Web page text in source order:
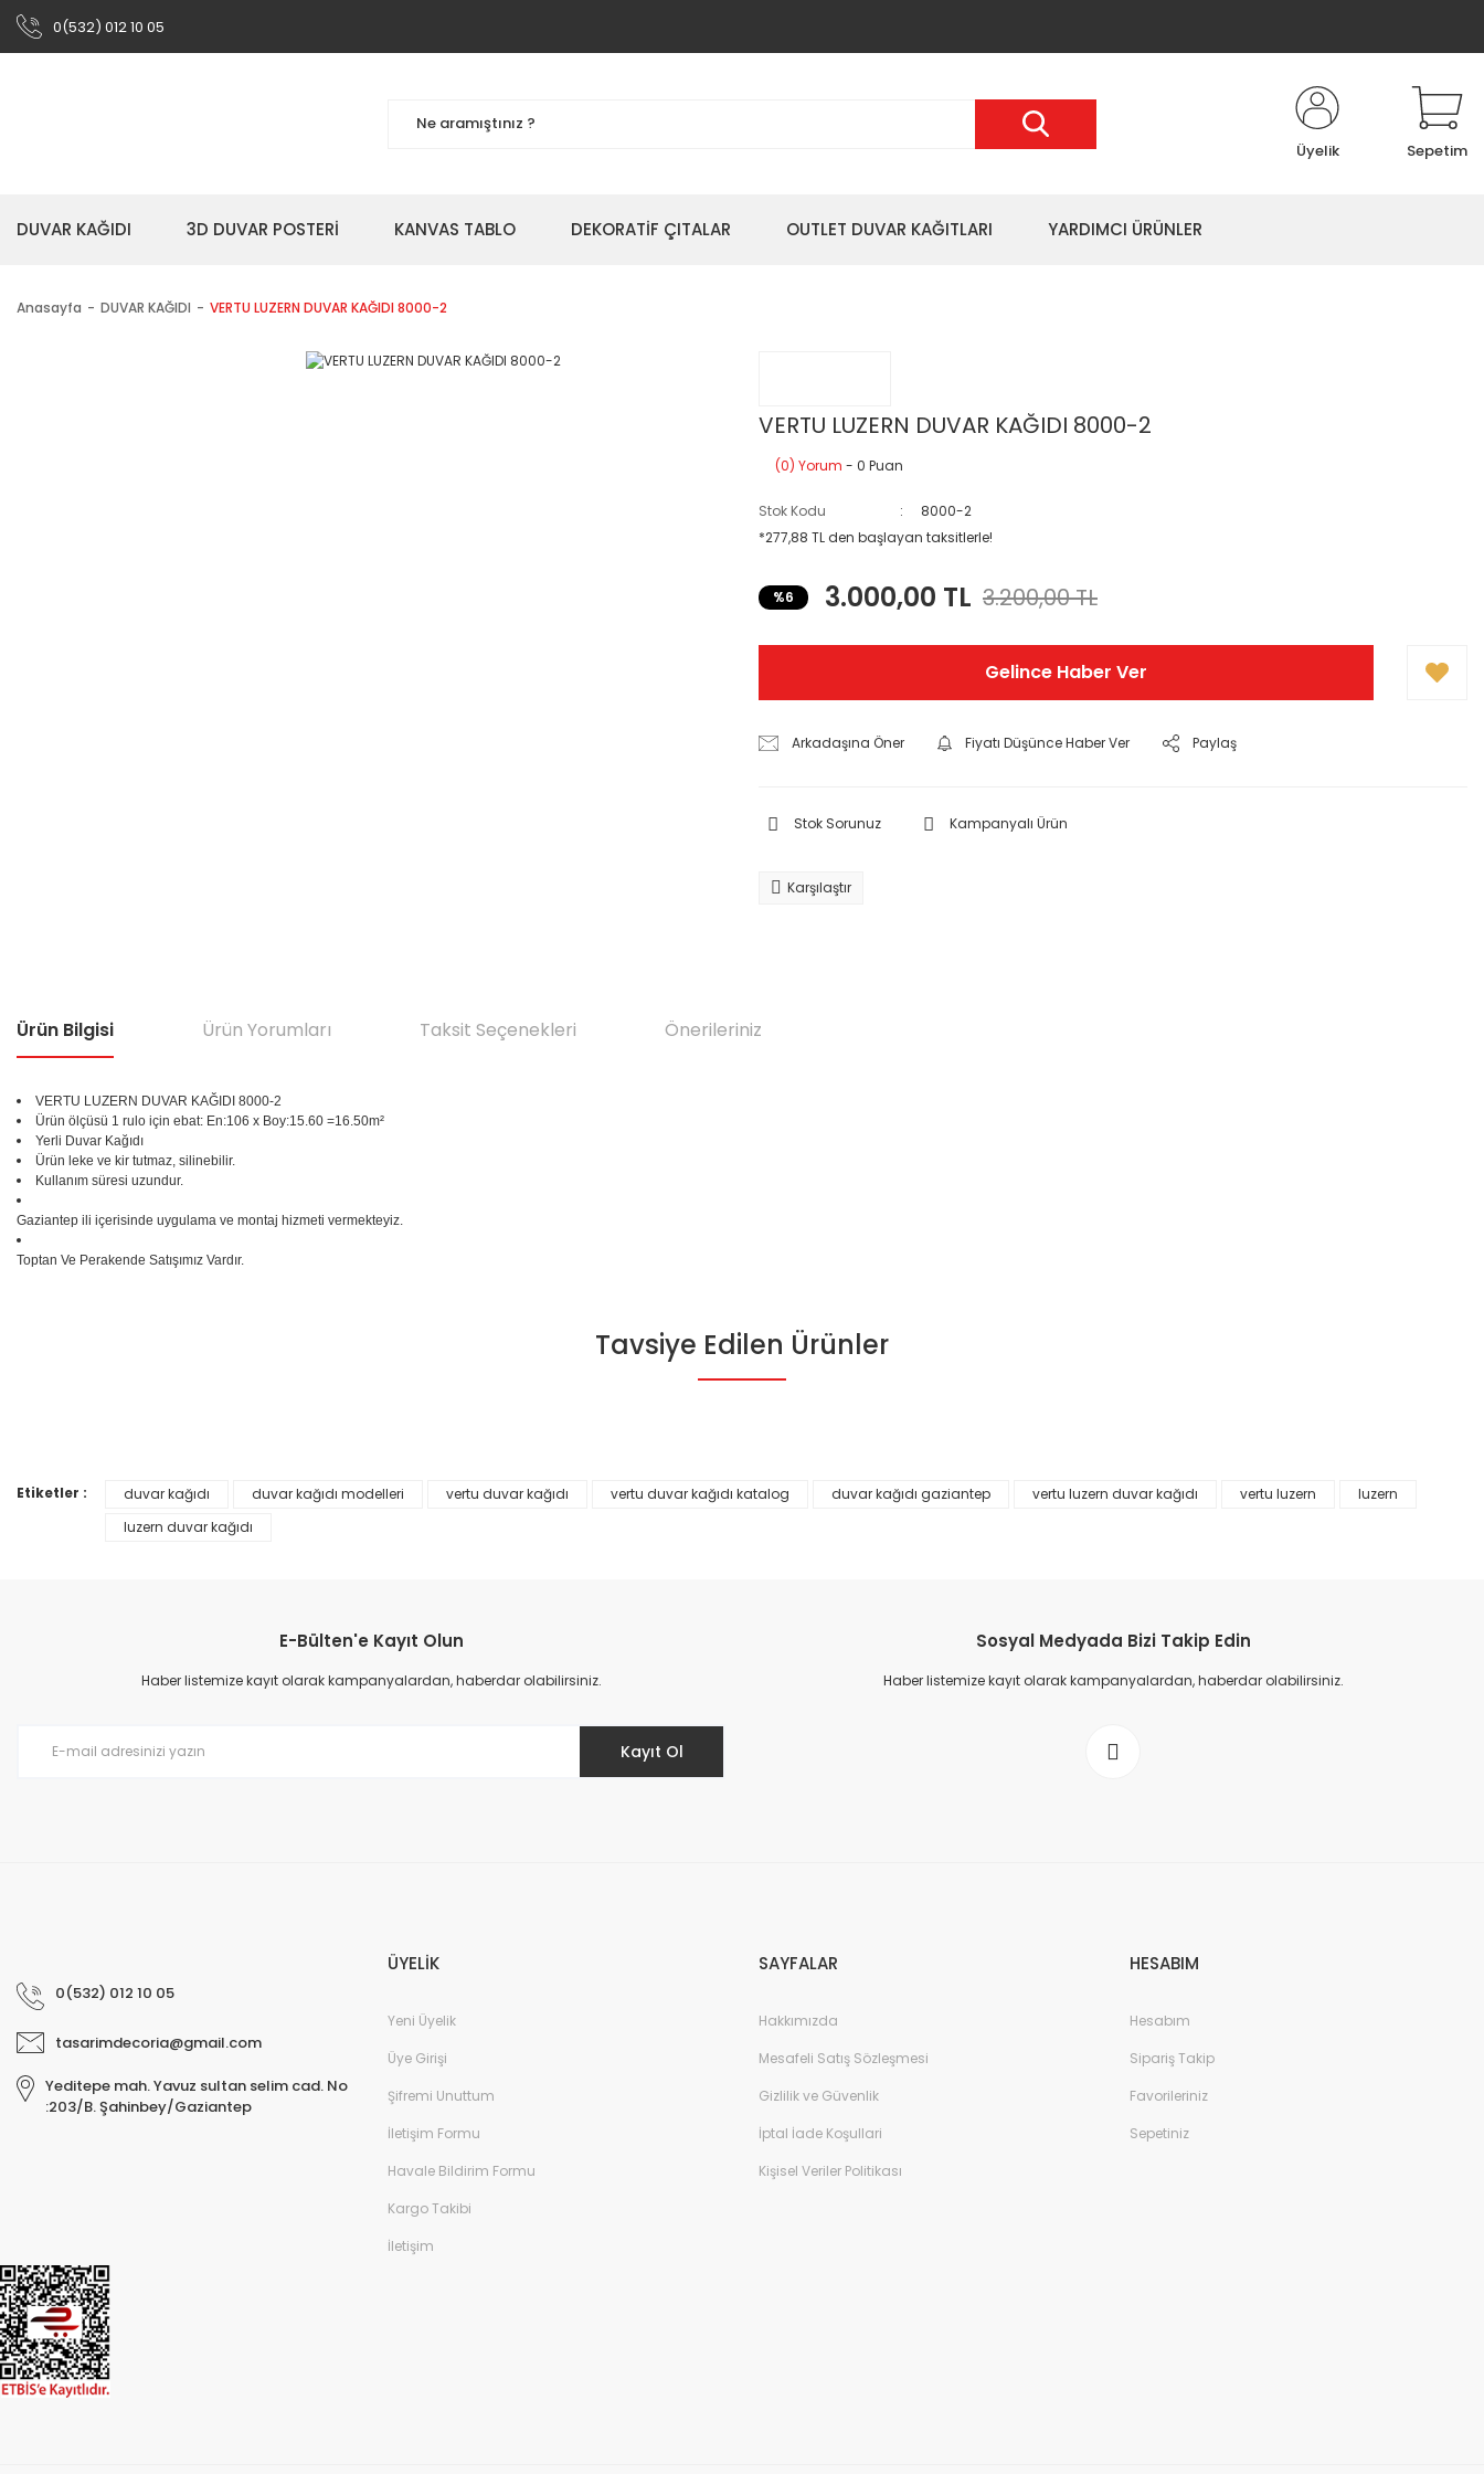
0(532) 012 10 05
Üyelik Sepetim
DUVAR KAĞIDI 3D DUVAR POSTERİ KANVAS TABLO DEKORATİF ÇITALAR OUTLET DUVAR KAĞITLARI YARDIMCI ÜRÜNLER
Anasayfa DUVAR KAĞIDI VERTU LUZERN DUVAR KAĞIDI 8000-2
VERTU LUZERN DUVAR KAĞIDI 8000-2
(0) Yorum - 0 Puan
Stok Kodu
8000-2
*277,88 TL den başlayan taksitlerle!
%6 3.000,00 TL 3.200,00 TL
Gelince Haber Ver
Arkadaşına Öner Fiyatı Düşünce Haber Ver Paylaş
Stok Sorunuz Kampanyalı Ürün
Karşılaştır
Ürün Bilgisi Ürün Yorumları Taksit Seçenekleri Önerileriniz
VERTU LUZERN DUVAR KAĞIDI 8000-2
Ürün ölçüsü 1 rulo için ebat: En:106 x Boy:15.60 =16.50m²
Yerli Duvar Kağıdı
Ürün leke ve kir tutmaz, silinebilir.
Kullanım süresi uzundur.
Gaziantep ili içerisinde uygulama ve montaj hizmeti vermekteyiz.
Toptan Ve Perakende Satışımız Vardır.
Bu ürüne ilk yorumu siz yapın!
Bu ürünün fiyat bilgisi, resim, ürün açıklamalarında ve diğer konularda yetersiz gördüğünüz noktaları öneri formunu kullanarak tarafımıza iletebilirsiniz.
Ürün bilgilerinde hatalar bulunuyor.
Tavsiye Edilen Ürünler
Prime ArtDECO Duvar Kağıdı Tutkalı 500 gr
Etiketler : duvar kağıdı duvar kağıdı modelleri vertu duvar kağıdı vertu duvar kağıdı katalog duvar kağıdı gaziantep vertu luzern duvar kağıdı vertu luzern
luzern
luzern duvar kağıdı
E-Bülten'e Kayıt Olun
Haber listemize kayıt olarak kampanyalardan, haberdar olabilirsiniz.
Kayıt Ol
Sosyal Medyada Bizi Takip Edin
Haber listemize kayıt olarak kampanyalardan, haberdar olabilirsiniz.
0(532) 012 10 05
tasarimdecoria@gmail.com
Yeditepe mah. Yavuz sultan selim cad. No
:203/B. Şahinbey/Gaziantep
ÜYELİK
Yeni Üyelik
Üye Girişi
Şifremi Unuttum
İletişim Formu
Havale Bildirim Formu
Kargo Takibi
İletişim
SAYFALAR
Hakkımızda
Mesafeli Satış Sözleşmesi
Gizlilik ve Güvenlik
İptal İade Koşullari
Kişisel Veriler Politikası
HESABIM
Hesabım
Sipariş Takip
Favorileriniz
Sepetiniz